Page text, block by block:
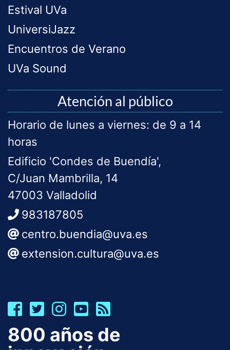
Estival UVa
UniversiJazz
Encuentros de Verano
UVa Sound
Atención al público
Horario de lunes a viernes: de 9 a 14
horas
Edificio 'Condes de Buendía',
C/Juan Mambrilla, 14
47003 Valladolid
983187805
centro.buendia@uva.es
extension.cultura@uva.es
800 años de